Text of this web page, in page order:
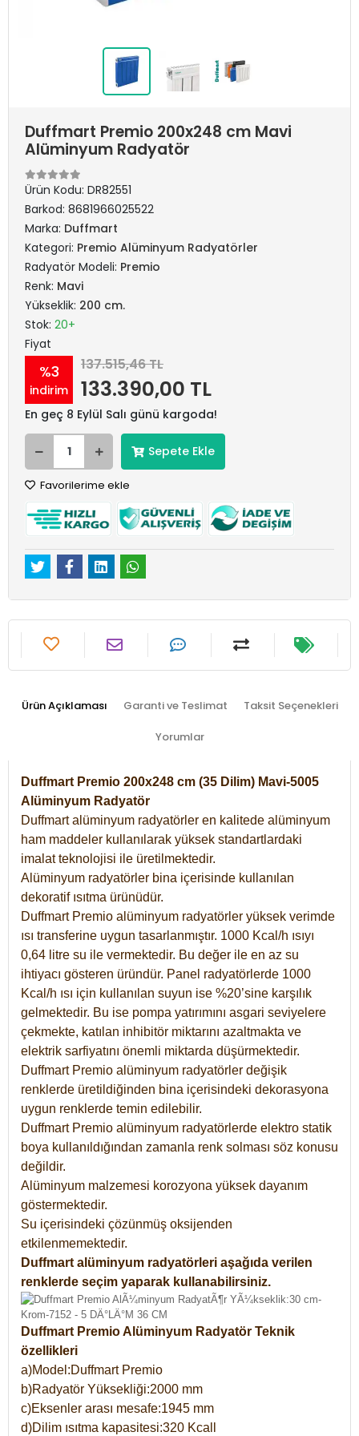
Duffmart Premio 200x248 cm Mavi
Alüminyum Radyatör
Ürün Kodu: DR82551
Barkod: 8681966025522
Marka: Duffmart
Kategori: Premio Alüminyum Radyatörler
Radyatör Modeli: Premio
Renk: Mavi
Yükseklik: 200 cm.
Stok: 20+
Fiyat
%3
indirim
137.515,46 TL
133.390,00 TL
En geç 8 Eylül Salı günü kargoda!
Sepete Ekle
Favorilerime ekle
Ürün Açıklaması Garanti ve Teslimat Taksit Seçenekleri
Yorumlar
Duffmart Premio 200x248 cm (35 Dilim) Mavi-5005
Alüminyum Radyatör
Duffmart alüminyum radyatörler en kalitede alüminyum
ham maddeler kullanılarak yüksek standartlardaki
imalat teknolojisi ile üretilmektedir.
Alüminyum radyatörler bina içerisinde kullanılan
dekoratif ısıtma ürünüdür.
Duffmart Premio alüminyum radyatörler yüksek verimde
ısı transferine uygun tasarlanmıştır. 1000 Kcal/h ısıyı
0,64 litre su ile vermektedir. Bu değer ile en az su
ihtiyacı gösteren üründür. Panel radyatörlerde 1000
Kcal/h ısı için kullanılan suyun ise %20’sine karşılık
gelmektedir. Bu ise pompa yatırımını asgari seviyelere
çekmekte, katılan inhibitör miktarını azaltmakta ve
elektrik sarfiyatını önemli miktarda düşürmektedir.
Duffmart Premio alüminyum radyatörler değişik
renklerde üretildiğinden bina içerisindeki dekorasyona
uygun renklerde temin edilebilir.
Duffmart Premio alüminyum radyatörlerde elektro statik
boya kullanıldığından zamanla renk solması söz konusu
değildir.
Alüminyum malzemesi korozyona yüksek dayanım
göstermektedir.
Su içerisindeki çözünmüş oksijenden
etkilenmemektedir.
Duffmart alüminyum radyatörleri aşağıda verilen
renklerde seçim yaparak kullanabilirsiniz.
Duffmart Premio Alüminyum Radyatör Teknik
özellikleri
a)Model:Duffmart Premio
b)Radyatör Yüksekliği:2000 mm
c)Eksenler arası mesafe:1945 mm
d)Dilim ısıtma kapasitesi:320 Kcall